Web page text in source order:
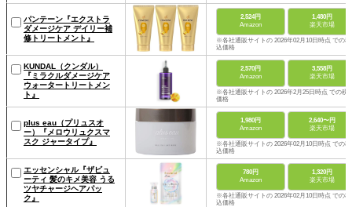
パンテーン『エクストラ
ダメージケア デイリー補
修トリートメント』
2,524円
Amazon
1,480円
楽天市場
※各社通販サイトの 2026年02月10日時点 での税
込価格
KUNDAL（クンダル）
『ミラクルダメージケア
ウォータートリートメン
ト』
2,570円
Amazon
3,558円
楽天市場
※各社通販サイトの 2026年2月25日時点 での税
価格
plus eau（プリュスオ
ー）『メロウリュクスマ
スク ジャータイプ』
1,980円
Amazon
2,640〜円
楽天市場
※各社通販サイトの 2026年02月10日時点 での税
込価格
エッセンシャル『ザビュ
ーティ 髪のキメ美容 うる
ツヤチャージヘアパッ
ク』
780円
Amazon
1,320円
楽天市場
※各社通販サイトの 2026年02月10日時点 での税
込価格